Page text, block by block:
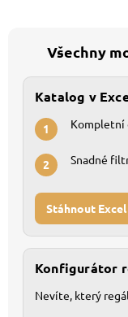
Všechny
Katalog v
1 Kompletní
2 Snadné
Stáhnout Excel
Konfigurátor
Nevíte, který